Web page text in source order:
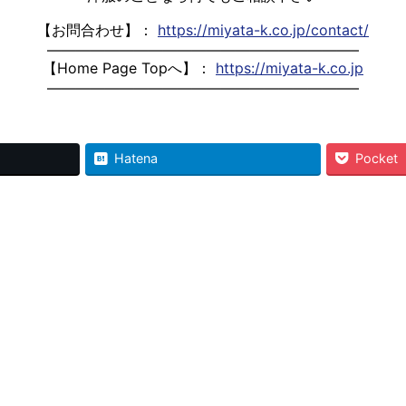
【お問合わせ】： https://miyata-k.co.jp/contact/
—————————————————————–
【Home Page Topへ】： https://miyata-k.co.jp
—————————————————————–
Hatena Pocket